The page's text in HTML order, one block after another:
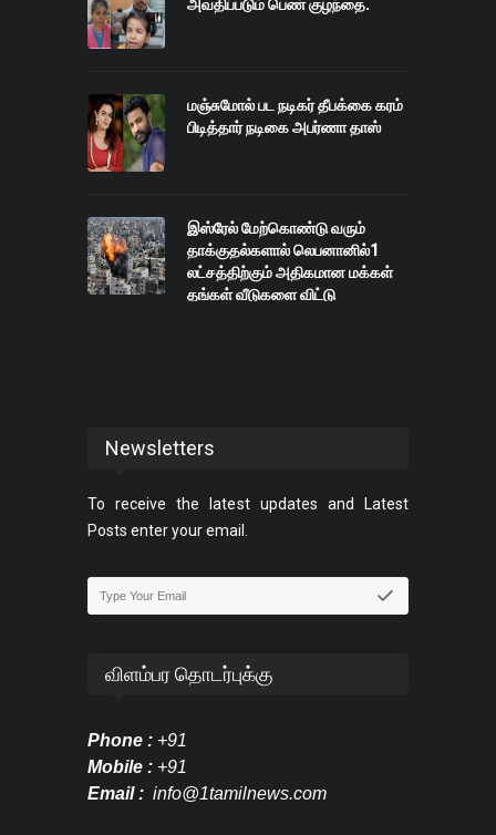
அவதிப்படும் பெண் குழந்தை.
மஞ்சுமோல் பட நடிகர் தீபக்கை கரம்
பிடித்தார் நடிகை அபர்ணா தாஸ்
இஸ்ரேல் மேற்கொண்டு வரும்
தாக்குதல்களால் லெபனானில்1
லட்சத்திற்கும் அதிகமான மக்கள்
தங்கள் வீடுகளை விட்டு
Newsletters
To receive the latest updates and Latest
Posts enter your email.
விளம்பர தொடர்புக்கு
Phone : +91
Mobile : +91
Email : info@1tamilnews.com